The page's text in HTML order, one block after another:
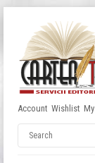
Account Wishlist